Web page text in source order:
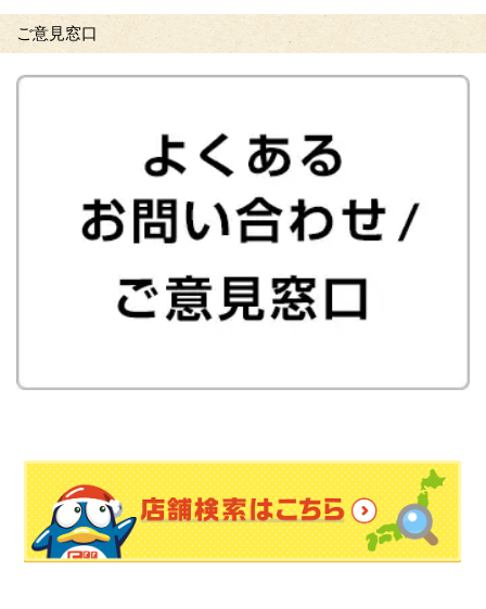
ご意見窓口